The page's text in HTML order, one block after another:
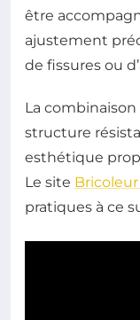
être
ajustement
de fissures ou
La
structure
esthétique
Le site
pratiques à ce